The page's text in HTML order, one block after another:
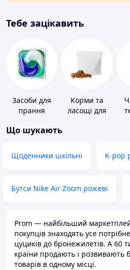
Тебе зацікавить
Засоби для
прання
Корми та
ласощі для
Що шукають
Щоденники шкільні K-pop
Бутси Nike Air Zoom рожеві
Prom — найбільший
покупців знаходять усе
цуциків до бронежилетів. А 60
країни продають і розвивають
товарів в одному місці.